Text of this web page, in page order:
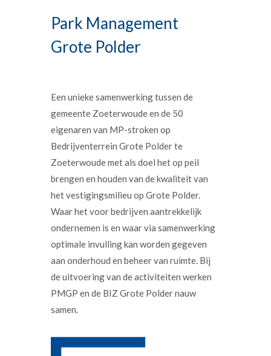
Park Management
Grote Polder
Een unieke samenwerking tussen de
gemeente Zoeterwoude en de 50
eigenaren van MP-stroken op
Bedrijventerrein Grote Polder te
Zoeterwoude met als doel het op peil
brengen en houden van de kwaliteit van
het vestigingsmilieu op Grote Polder.
Waar het voor bedrijven aantrekkelijk
ondernemen is en waar via samenwerking
optimale invulling kan worden gegeven
aan onderhoud en beheer van ruimte. Bij
de uitvoering van de activiteiten werken
PMGP en de BIZ Grote Polder nauw
samen.